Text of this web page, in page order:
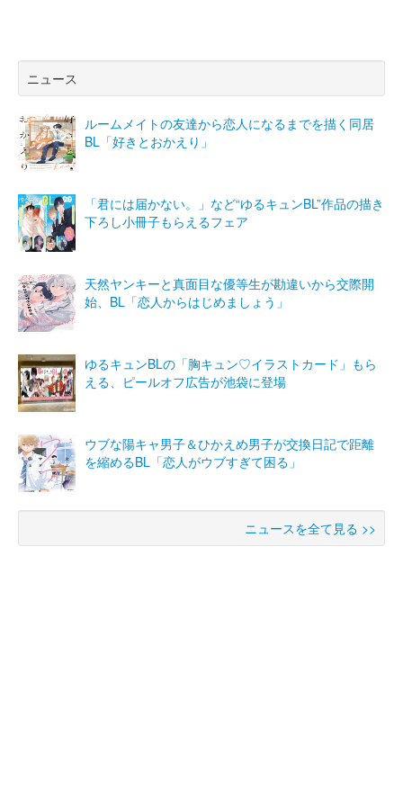
ニュース
ルームメイトの友達から恋人になるまでを描く同居
BL「好きとおかえり」
「君には届かない。」など“ゆるキュンBL”作品の描き
下ろし小冊子もらえるフェア
天然ヤンキーと真面目な優等生が勘違いから交際開
始、BL「恋人からはじめましょう」
ゆるキュンBLの「胸キュン♡イラストカード」もら
える、ピールオフ広告が池袋に登場
ウブな陽キャ男子＆ひかえめ男子が交換日記で距離
を縮めるBL「恋人がウブすぎて困る」
ニュースを全て見る >>